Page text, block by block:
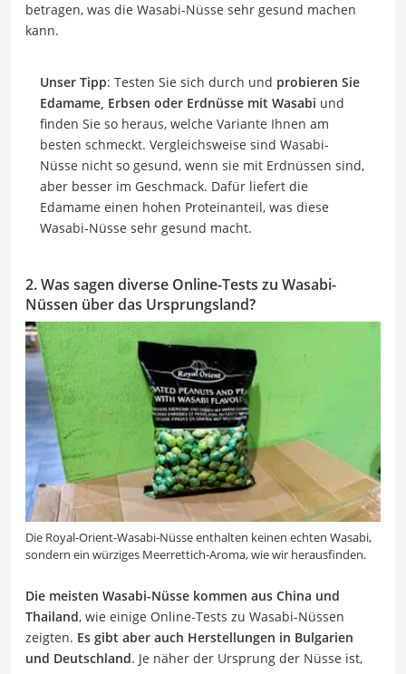
betragen, was die Wasabi-Nüsse sehr gesund machen
kann.
Unser Tipp: Testen Sie sich durch und probieren Sie
Edamame, Erbsen oder Erdnüsse mit Wasabi und
finden Sie so heraus, welche Variante Ihnen am
besten schmeckt. Vergleichsweise sind Wasabi-
Nüsse nicht so gesund, wenn sie mit Erdnüssen sind,
aber besser im Geschmack. Dafür liefert die
Edamame einen hohen Proteinanteil, was diese
Wasabi-Nüsse sehr gesund macht.
2. Was sagen diverse Online-Tests zu Wasabi-
Nüssen über das Ursprungsland?
Die Royal-Orient-Wasabi-Nüsse enthalten keinen echten Wasabi,
sondern ein würziges Meerrettich-Aroma, wie wir herausfinden.
Die meisten Wasabi-Nüsse kommen aus China und
Thailand, wie einige Online-Tests zu Wasabi-Nüssen
zeigten. Es gibt aber auch Herstellungen in Bulgarien
und Deutschland. Je näher der Ursprung der Nüsse ist,